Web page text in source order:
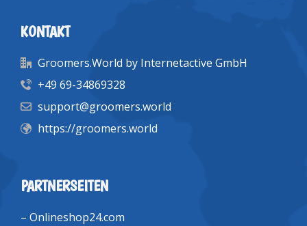
KONTAKT
Groomers.World by Internetactive GmbH
+49 69-34869328
support@groomers.world
https://groomers.world
PARTNERSEITEN
– Onlineshop24.com